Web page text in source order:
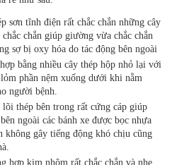
sơn tĩnh điện rất chắc chắn những cây
chắn giúp giường vừa chắc chắn
sợ bị oxy hóa do tác động bên ngoài
bằng nhiều cây thép hộp nhỏ lại với
phần nệm xuống dưới khi nằm
người bệnh.
thép bên trong rất cứng cáp giúp
ngoài các bánh xe được bọc nhựa
không gây tiếng động khó chịu cũng
hợp kim nhôm rất chắc chắn và nhẹ